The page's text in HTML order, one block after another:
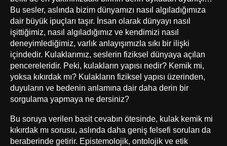
Bu sesler, aslında bizim dünyamızı nasıl algıladığımıza
dair büyük ipuçları taşır. İnsan olarak dünyayı nasıl
işittiğimiz, nasıl algıladığımız ve kendimizi nasıl
deneyimlediğimiz, varlık anlayışımızla sıkı bir ilişki
içindedir. Kulaklarımız, seslerin fiziksel dünyaya açılan
pencereleridir. Peki, kulakların yapısı nedir? Kemik mi,
yoksa kıkırdak mı? Kulakların fiziksel yapısı üzerinden,
duyuların ve bedenin anlamına dair daha derin bir
sorgulama yapmaya ne dersiniz?
Bu soruya verilen basit cevabın ötesinde, kulak kemik mi
kıkırdak mı sorusu, aslında daha geniş felsefi soruları da
beraberinde getirir. Epistemolojik, ontolojik ve etik